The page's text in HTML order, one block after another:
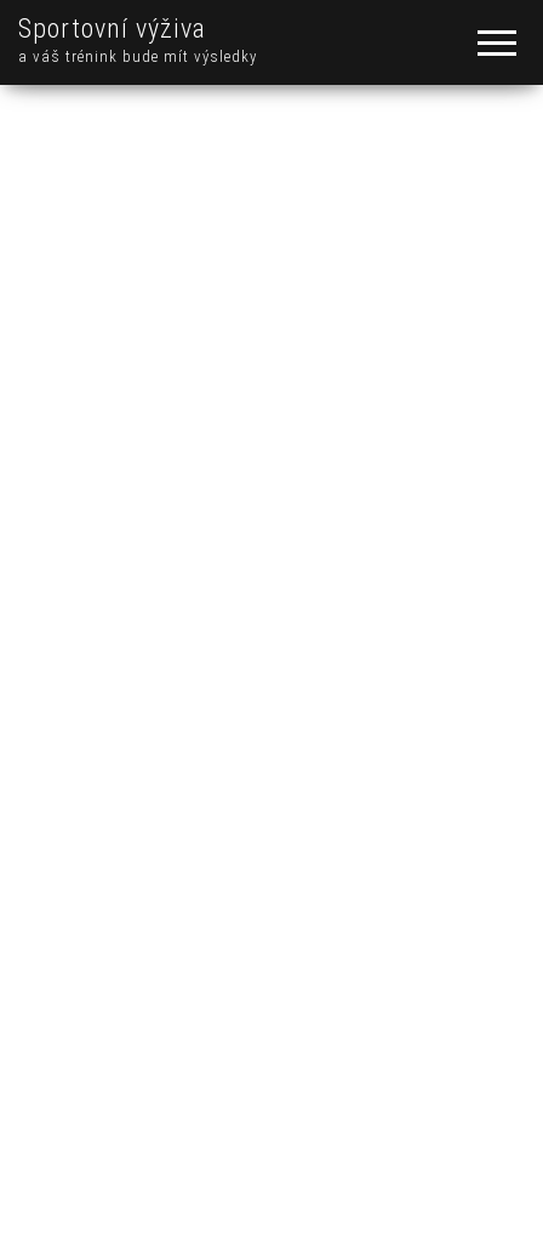
Sportovní výživa
a váš trénink bude mít výsledky